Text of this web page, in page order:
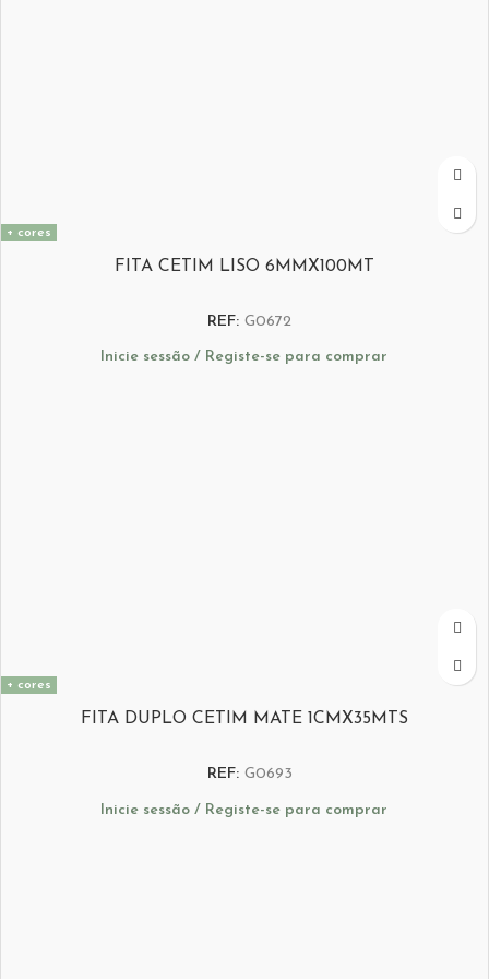
+ cores
FITA CETIM LISO 6MMX100MT
REF: G0672
Inicie sessão / Registe-se para comprar
+ cores
FITA DUPLO CETIM MATE 1CMX35MTS
REF: G0693
Inicie sessão / Registe-se para comprar